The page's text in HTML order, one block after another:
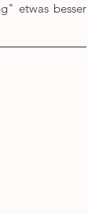
etwas besser